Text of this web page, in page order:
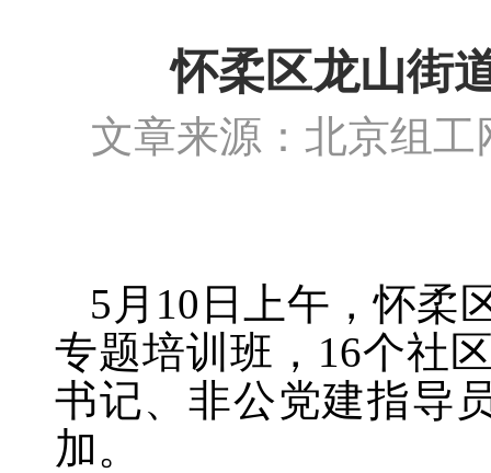
怀柔区龙山街
文章来源：北京
5月10日上午，怀柔
专题培训班，16个社
书记、非公党建指导
加。